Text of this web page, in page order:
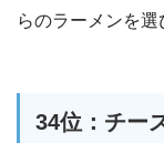
らのラーメンを選
34位：チー